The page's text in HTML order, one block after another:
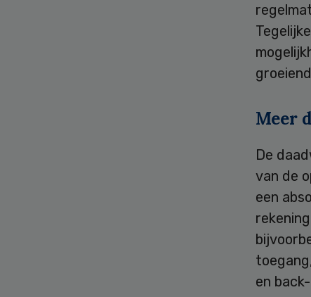
Meer
De
van de
een
en